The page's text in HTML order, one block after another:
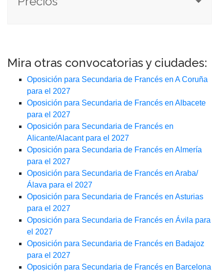
Mira otras convocatorias y ciudades:
Oposición para Secundaria de Francés en A Coruña
para el 2027
Oposición para Secundaria de Francés en Albacete
para el 2027
Oposición para Secundaria de Francés en
Alicante/Alacant para el 2027
Oposición para Secundaria de Francés en Almería
para el 2027
Oposición para Secundaria de Francés en Araba/
Álava para el 2027
Oposición para Secundaria de Francés en Asturias
para el 2027
Oposición para Secundaria de Francés en Ávila para
el 2027
Oposición para Secundaria de Francés en Badajoz
para el 2027
Oposición para Secundaria de Francés en Barcelona